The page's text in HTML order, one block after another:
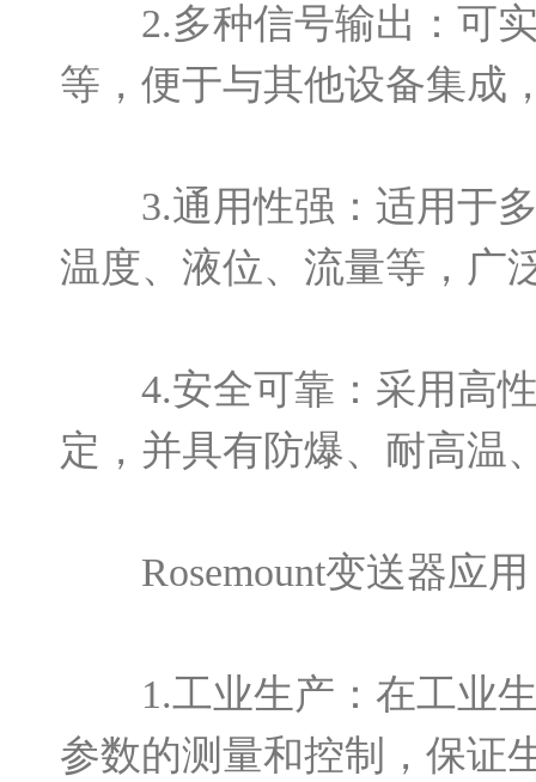
2.多种信号输出：可实
等，便于与其他设备集成
3.通用性强：适用于多
温度、液位、流量等，广
4.安全可靠：采用高性
定，并具有防爆、耐高温
Rosemount变送器应用
1.工业生产：在工业生
参数的测量和控制，保证